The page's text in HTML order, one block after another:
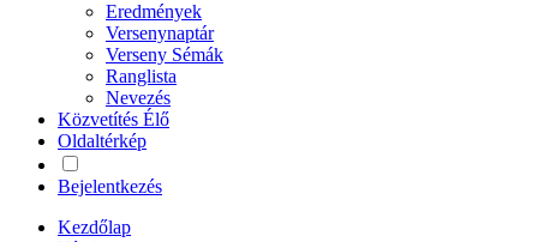
Eredmények
Versenynaptár
Verseny Sémák
Ranglista
Nevezés
Közvetítés Élő
Oldaltérkép
Bejelentkezés
Kezdőlap